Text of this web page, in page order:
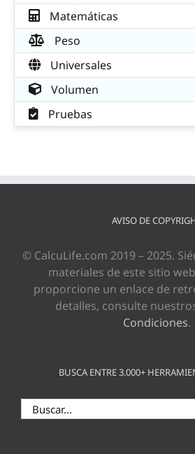
Matemáticas
Peso
Universales
Volumen
Pruebas
AVISO DE
© CalcuLife.com 2019 – 2025.
materiales de este sitio
proporcione un enlace de
detalles, consulte
Condiciones.
BUSCA ENTRE 3.000+
Buscar: